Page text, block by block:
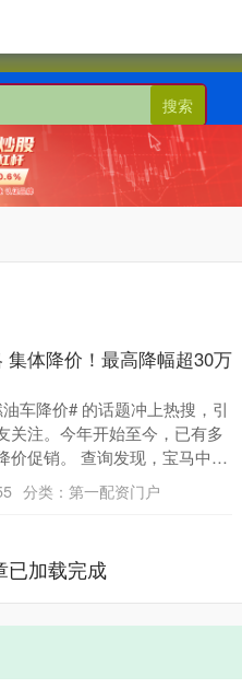
搜索
集体降价！最高降幅超30万
车降价# 的话题冲上热搜，引
关注。今年开始至今，已有多
价促销。 查询发现，宝马中国
31款车型零售指导价，其中24
分类： 第一配资门户
已加载完成